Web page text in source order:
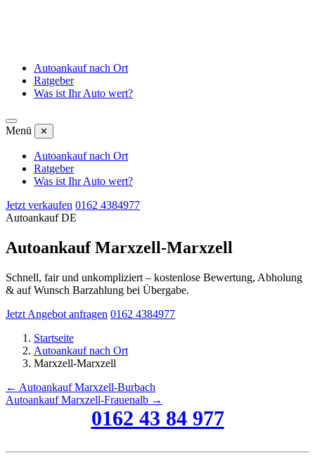
Autoankauf nach Ort
Ratgeber
Was ist Ihr Auto wert?
Menü ✕
Autoankauf nach Ort
Ratgeber
Was ist Ihr Auto wert?
Jetzt verkaufen 0162 4384977
Autoankauf DE
Autoankauf Marxzell-Marxzell
Schnell, fair und unkompliziert – kostenlose Bewertung, Abholung
& auf Wunsch Barzahlung bei Übergabe.
Jetzt Angebot anfragen 0162 4384977
Startseite
Autoankauf nach Ort
Marxzell-Marxzell
← Autoankauf Marxzell-Burbach
Autoankauf Marxzell-Frauenalb →
0162 43 84 977